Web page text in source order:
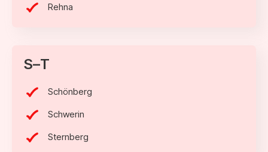
Rehna
S–T
Schönberg
Schwerin
Sternberg